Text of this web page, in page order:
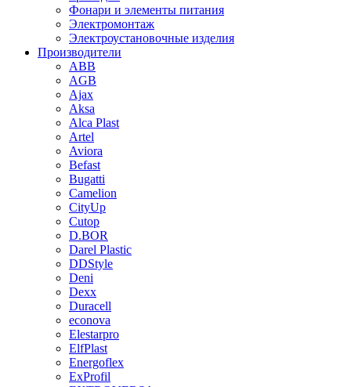
Фонари и элементы питания
Электромонтаж
Электроустановочные изделия
Производители
ABB
AGB
Ajax
Aksa
Alca Plast
Artel
Aviora
Befast
Bugatti
Camelion
CityUp
Cutop
D.BOR
Darel Plastic
DDStyle
Deni
Dexx
Duracell
econova
Elestarpro
ElfPlast
Energoflex
ExProfil